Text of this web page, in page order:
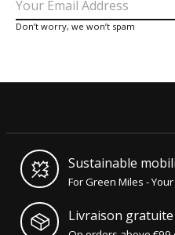
Don’t worry, we won’t spam
Sustainable
For Green Miles -
Livraison gratuite